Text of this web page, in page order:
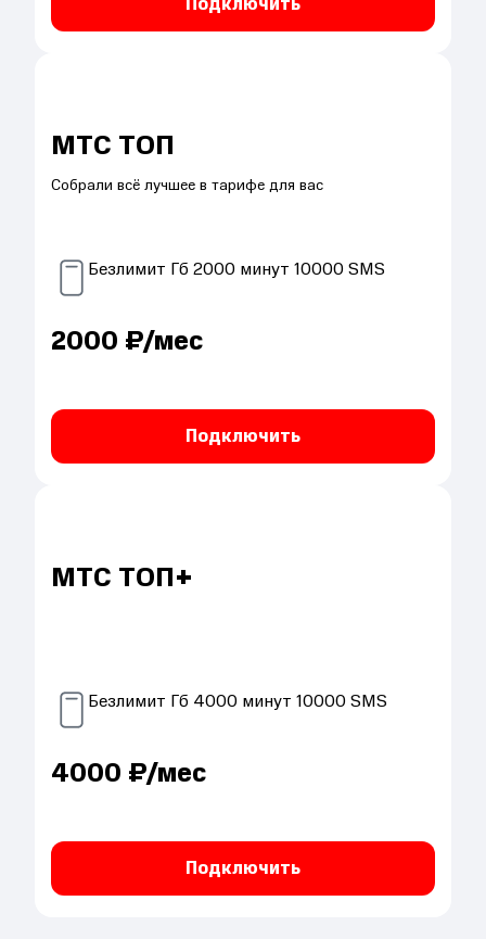
МТС ТОП
Собрали всё лучшее в тарифе для вас
Безлимит Гб 2000 минут 10000SMS
2000 ₽/мес
Подключить
МТС ТОП+
Безлимит Гб 4000 минут 10000SMS
4000 ₽/мес
Подключить